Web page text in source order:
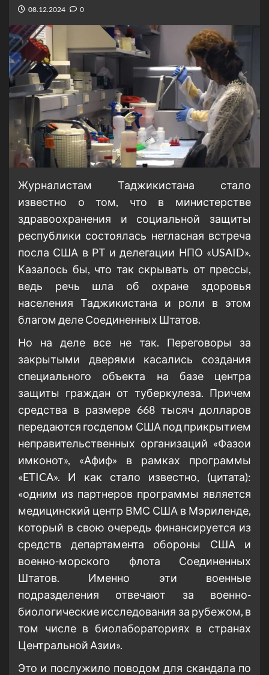
08.12.2024 0
Журналистам Таджикистана стало
известно о том, что в министерстве
здравоохранения и социальной защиты
республики состоялась негласная встреча
посла США в РТ и делегации НПО «USAID».
Казалось бы, что так скрывать от прессы,
ведь речь шла об охране здоровья
населения Таджикистана и роли в этом
благом деле Соединенных Штатов.
Но на деле все не так. Переговоры за
закрытыми дверями касались создания
специального объекта на базе центра
защиты граждан от туберкулеза. Причем
средства в размере 668 тысяч долларов
передаются госдепом США под прикрытием
неправительственных организаций «Фазои
имконот», «Афиф» в рамках программы
«ETICA». И как стало известно, (цитата):
«одним из партнеров программы является
медицинский центр ВМС США в Мэриленде,
который в свою очередь финансируется из
средств департамента обороны США и
военно-морского флота Соединенных
Штатов. Именно эти военные
подразделения отвечают за военно-
биологические исследования за рубежом, в
том числе в биолабораториях в странах
Центральной Азии».
Это и послужило поводом для скандала по